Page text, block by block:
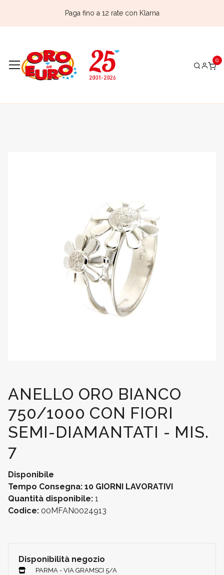
Paga fino a 12 rate con Klarna
ANELLO ORO BIANCO
750/1000 CON FIORI
SEMI-DIAMANTATI - MIS.
7
Disponibile
Tempo Consegna: 10 GIORNI LAVORATIVI
Quantità disponibile: 1
Codice: 00MFAN0024913
Disponibilità negozio
PARMA - VIA GRAMSCI 5/A